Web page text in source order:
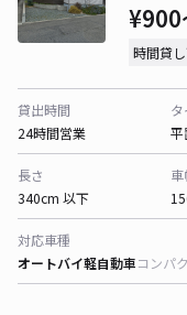
¥900
時間貸
貸出時間
24時間営業
平
長さ
340cm 以下
対応車種
オートバイ軽自動車コンパ